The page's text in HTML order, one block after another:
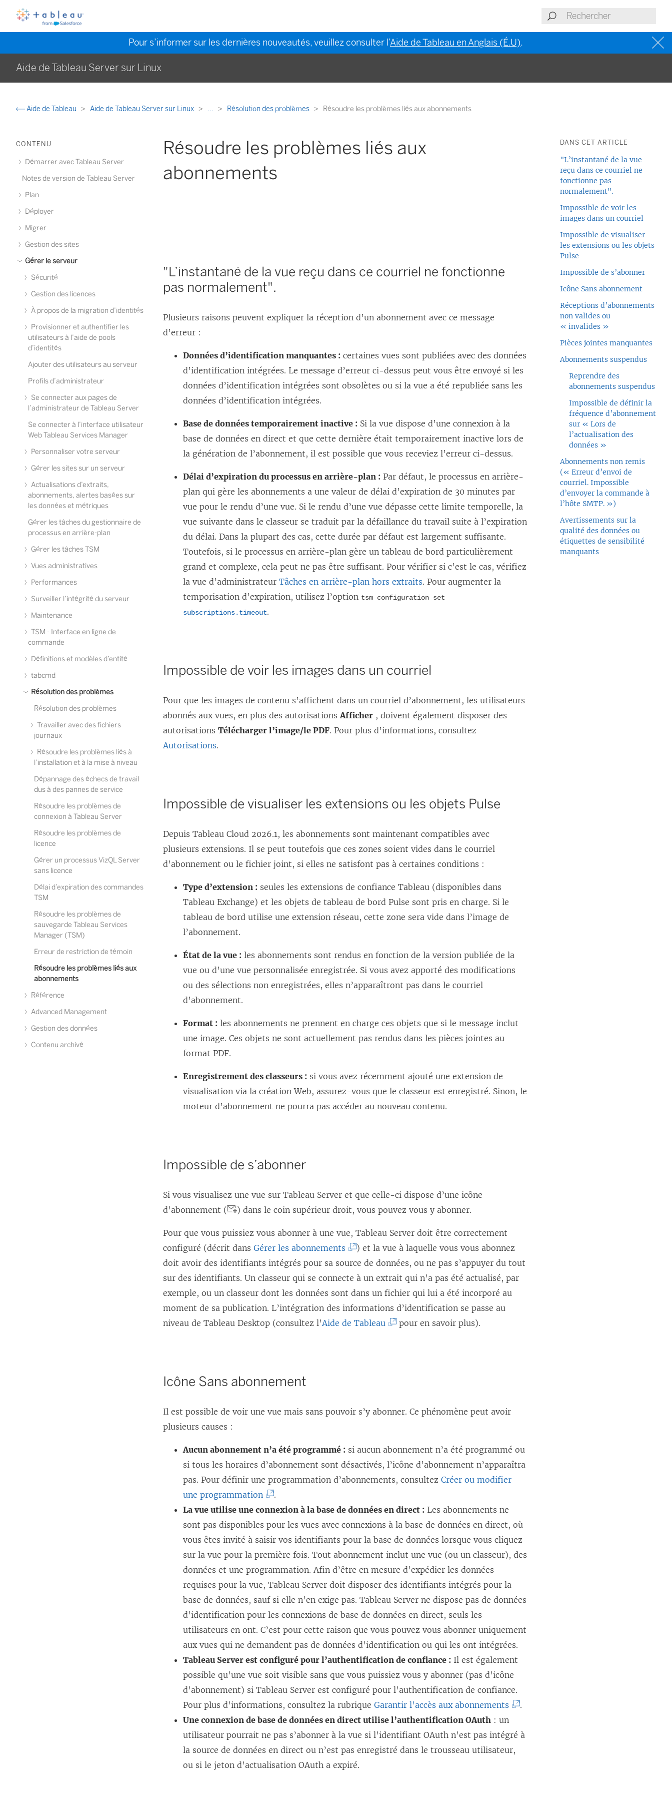
Pour s’informer sur les dernières nouveautés, veuillez consulter l’Aide de Tableau en Anglais (É.U).
Aide de Tableau Server sur Linux
Aide de Tableau Aide de Tableau Server sur Linux ... Résolution des problèmes Résoudre les problèmes liés aux abonnements
CONTENU
Démarrer avec Tableau Server
Notes de version de Tableau Server
Plan
Déployer
Migrer
Gestion des sites
Gérer le serveur
Sécurité
Gestion des licences
À propos de la migration d’identités
Provisionner et authentifier les
utilisateurs à l’aide de pools
d’identités
Ajouter des utilisateurs au serveur
Profils d’administrateur
Se connecter aux pages de
l’administrateur de Tableau Server
Se connecter à l’interface utilisateur
Web Tableau Services Manager
Personnaliser votre serveur
Gérer les sites sur un serveur
Actualisations d’extraits,
abonnements, alertes basées sur
les données et métriques
Gérer les tâches du gestionnaire de
processus en arrière-plan
Gérer les tâches TSM
Vues administratives
Performances
Surveiller l’intégrité du serveur
Maintenance
TSM - Interface en ligne de
commande
Définitions et modèles d’entité
tabcmd
Résolution des problèmes
Résolution des problèmes
Travailler avec des fichiers
journaux
Résoudre les problèmes liés à
l’installation et à la mise à niveau
Dépannage des échecs de travail
dus à des pannes de service
Résoudre les problèmes de
connexion à Tableau Server
Résoudre les problèmes de
licence
Gérer un processus VizQL Server
sans licence
Délai d’expiration des commandes
TSM
Résoudre les problèmes de
sauvegarde Tableau Services
Manager (TSM)
Erreur de restriction de témoin
Résoudre les problèmes liés aux
abonnements
Référence
Advanced Management
Gestion des données
Contenu archivé
Résoudre les problèmes liés aux
abonnements
"L’instantané de la vue reçu dans ce courriel ne fonctionne
pas normalement".
Plusieurs raisons peuvent expliquer la réception d’un abonnement avec ce message
d’erreur :
Données d’identification manquantes : certaines vues sont publiées avec des données
d’identification intégrées. Le message d’erreur ci-dessus peut vous être envoyé si les
données d’identification intégrées sont obsolètes ou si la vue a été republiée sans les
données d’identification intégrées.
Base de données temporairement inactive : Si la vue dispose d’une connexion à la
base de données en direct et que cette dernière était temporairement inactive lors de
la génération de l’abonnement, il est possible que vous receviez l’erreur ci-dessus.
Délai d’expiration du processus en arrière-plan : Par défaut, le processus en arrière-
plan qui gère les abonnements a une valeur de délai d’expiration de 30 minutes par
vue pour le rendu d’une vue. Si le rendu d’une vue dépasse cette limite temporelle, la
vue suivante dans le classeur se traduit par la défaillance du travail suite à l’expiration
du délai. Dans la plupart des cas, cette durée par défaut est largement suffisante.
Toutefois, si le processus en arrière-plan gère un tableau de bord particulièrement
grand et complexe, cela peut ne pas être suffisant. Pour vérifier si c’est le cas, vérifiez
la vue d’administrateurTâches en arrière-plan hors extraits. Pour augmenter la
temporisation d’expiration, utilisez l’option tsm configuration set
subscriptions.timeout.
Impossible de voir les images dans un courriel
Pour que les images de contenu s’affichent dans un courriel d’abonnement, les utilisateurs
abonnés aux vues, en plus des autorisationsAfficher , doivent également disposer des
autorisationsTélécharger l’image/le PDF. Pour plus d’informations, consultez
Autorisations.
Impossible de visualiser les extensions ou les objets Pulse
Depuis Tableau Cloud 2026.1, les abonnements sont maintenant compatibles avec
plusieurs extensions. Il se peut toutefois que ces zones soient vides dans le courriel
d’abonnement ou le fichier joint, si elles ne satisfont pas à certaines conditions :
Type d’extension : seules les extensions de confiance Tableau (disponibles dans
Tableau Exchange) et les objets de tableau de bord Pulse sont pris en charge. Si le
tableau de bord utilise une extension réseau, cette zone sera vide dans l’image de
l’abonnement.
État de la vue : les abonnements sont rendus en fonction de la version publiée de la
vue ou d’une vue personnalisée enregistrée. Si vous avez apporté des modifications
ou des sélections non enregistrées, elles n’apparaîtront pas dans le courriel
d’abonnement.
Format : les abonnements ne prennent en charge ces objets que si le message inclut
une image. Ces objets ne sont actuellement pas rendus dans les pièces jointes au
format PDF.
Enregistrement des classeurs : si vous avez récemment ajouté une extension de
visualisation via la création Web, assurez-vous que le classeur est enregistré. Sinon, le
moteur d’abonnement ne pourra pas accéder au nouveau contenu.
Impossible de s’abonner
Si vous visualisez une vue sur Tableau Server et que celle-ci dispose d’une icône
d’abonnement (
) dans le coin supérieur droit, vous pouvez vous y abonner.
Pour que vous puissiez vous abonner à une vue,Tableau Server doit être correctement
configuré (décrit dansGérer les abonnements (
L
e
l
i
e
v
e
) et la vue à laquelle vous vous abonnez
doit avoir des identifiants intégrés pour sa source de données, ou ne pas s’appuyer du tout
sur des identifiants. Un classeur qui se connecte à un extrait qui n’a pas été actualisé, par
exemple, ou un classeur dont les données sont dans un fichier qui lui a été incorporé au
moment de sa publication. L’intégration des informations d’identification se passe au
niveau de Tableau Desktop (consultez l’Aide de Tableau (
n
pour en savoir plus).
Icône Sans abonnement
Il est possible de voir une vue mais sans pouvoir s’y abonner. Ce phénomène peut avoir
plusieurs causes :
Aucun abonnement n’a été programmé : si aucun abonnement n’a été programmé ou
si tous les horaires d’abonnement sont désactivés, l’icône d’abonnement n’apparaîtra
pas. Pour définir une programmation d’abonnements, consultezCréer ou modifier
une programmation (
L
e
l
i
e
n
s
’
o
u
v
r
e
d
a
n
s
u
.
La vue utilise une connexion à la base de données en direct : Les abonnements ne
sont pas disponibles pour les vues avec connexions à la base de données en direct, où
vous êtes invité à saisir vos identifiants pour la base de données lorsque vous cliquez
sur la vue pour la première fois. Tout abonnement inclut une vue (ou un classeur), des
données et une programmation. Afin d’être en mesure d’expédier les données
requises pour la vue, Tableau Server doit disposer des identifiants intégrés pour la
base de données, sauf si elle n’en exige pas. Tableau Server ne dispose pas de données
d’identification pour les connexions de base de données en direct, seuls les
utilisateurs en ont. C’est pour cette raison que vous pouvez vous abonner uniquement
aux vues qui ne demandent pas de données d’identification ou qui les ont intégrées.
Tableau Server est configuré pour l’authentification de confiance : Il est également
possible qu’une vue soit visible sans que vous puissiez vous y abonner (pas d’icône
d’abonnement) si Tableau Server est configuré pour l’authentification de confiance.
Pour plus d’informations, consultez la rubriqueGarantir l’accès aux abonnements (
e
l
.
Une connexion de base de données en direct utilise l’authentification OAuth : un
utilisateur pourrait ne pas s’abonner à la vue si l’identifiant OAuth n’est pas intégré à
la source de données en direct ou n’est pas enregistré dans le trousseau utilisateur,
ou si le jeton d’actualisation OAuth a expiré.
DANS CET ARTICLE
"L’instantané de la vue
reçu dans ce courriel ne
fonctionne pas
normalement".
Impossible de voir les
images dans un courriel
Impossible de visualiser
les extensions ou les objets
Pulse
Impossible de s’abonner
Icône Sans abonnement
Réceptions d’abonnements
non valides ou
« invalides »
Pièces jointes manquantes
Abonnements suspendus
Reprendre des
abonnements suspendus
Impossible de définir la
fréquence d’abonnement
sur « Lors de
l’actualisation des
données »
Abonnements non remis
(« Erreur d’envoi de
courriel. Impossible
d’envoyer la commande à
l’hôte SMTP. »)
Avertissements sur la
qualité des données ou
étiquettes de sensibilité
manquants